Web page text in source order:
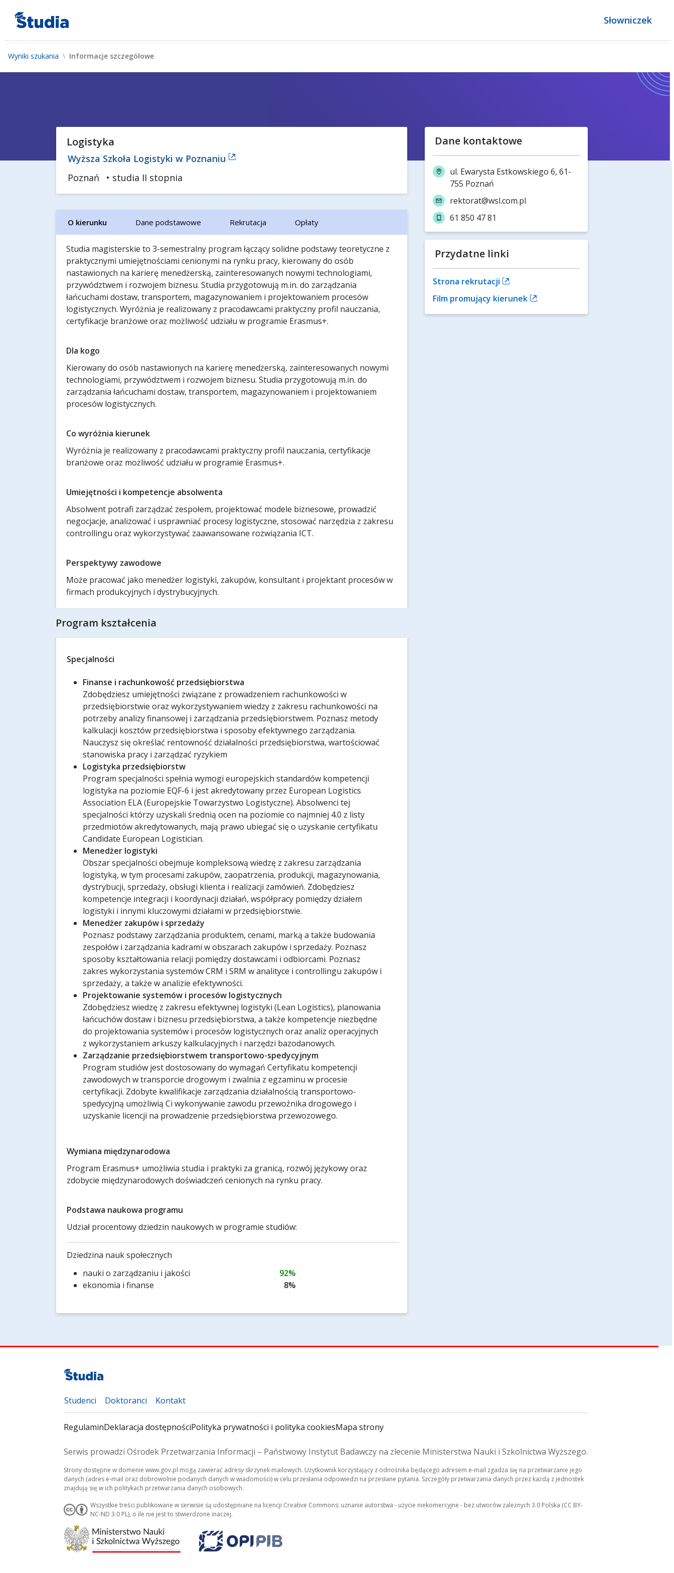
Słowniczek
Wyniki szukania Informacje szczegółowe
Logistyka
Wyższa Szkoła Logistyki w Poznaniu
Poznań
• studia II stopnia
O kierunku Dane podstawowe Rekrutacja Opłaty
Studia magisterskie to 3-semestralny program łączący solidne podstawy teoretyczne z
praktycznymi umiejętnościami cenionymi na rynku pracy, kierowany do osób
nastawionych na karierę menedżerską, zainteresowanych nowymi technologiami,
przywództwem i rozwojem biznesu. Studia przygotowują m.in. do zarządzania
łańcuchami dostaw, transportem, magazynowaniem i projektowaniem procesów
logistycznych. Wyróżnia je realizowany z pracodawcami praktyczny profil nauczania,
certyfikacje branżowe oraz możliwość udziału w programie Erasmus+.
Dla kogo
Kierowany do osób nastawionych na karierę menedżerską, zainteresowanych nowymi
technologiami, przywództwem i rozwojem biznesu. Studia przygotowują m.in. do
zarządzania łańcuchami dostaw, transportem, magazynowaniem i projektowaniem
procesów logistycznych.
Co wyróżnia kierunek
Wyróżnia je realizowany z pracodawcami praktyczny profil nauczania, certyfikacje
branżowe oraz możliwość udziału w programie Erasmus+.
Umiejętności i kompetencje absolwenta
Absolwent potrafi zarządzać zespołem, projektować modele biznesowe, prowadzić
negocjacje, analizować i usprawniać procesy logistyczne, stosować narzędzia z zakresu
controllingu oraz wykorzystywać zaawansowane rozwiązania ICT.
Perspektywy zawodowe
Może pracować jako menedżer logistyki, zakupów, konsultant i projektant procesów w
firmach produkcyjnych i dystrybucyjnych.
Program kształcenia
Specjalności
Finanse i rachunkowość przedsiębiorstwa
Zdobędziesz umiejętności związane z prowadzeniem rachunkowości w
przedsiębiorstwie oraz wykorzystywaniem wiedzy z zakresu rachunkowości na
potrzeby analizy finansowej i zarządzania przedsiębiorstwem. Poznasz metody
kalkulacji kosztów przedsiębiorstwa i sposoby efektywnego zarządzania.
Nauczysz się określać rentowność działalności przedsiębiorstwa, wartościować
stanowiska pracy i zarządzać ryzykiem
Logistyka przedsiębiorstw
Program specjalności spełnia wymogi europejskich standardów kompetencji
logistyka na poziomie EQF-6 i jest akredytowany przez European Logistics
Association ELA (Europejskie Towarzystwo Logistyczne). Absolwenci tej
specjalności którzy uzyskali średnią ocen na poziomie co najmniej 4.0 z listy
przedmiotów akredytowanych, mają prawo ubiegać się o uzyskanie certyfikatu
Candidate European Logistician.
Menedżer logistyki
Obszar specjalności obejmuje kompleksową wiedzę z zakresu zarządzania
logistyką, w tym procesami zakupów, zaopatrzenia, produkcji, magazynowania,
dystrybucji, sprzedaży, obsługi klienta i realizacji zamówień. Zdobędziesz
kompetencje integracji i koordynacji działań, współpracy pomiędzy działem
logistyki i innymi kluczowymi działami w przedsiębiorstwie.
Menedżer zakupów i sprzedaży
Poznasz podstawy zarządzania produktem, cenami, marką a także budowania
zespołów i zarządzania kadrami w obszarach zakupów i sprzedaży. Poznasz
sposoby kształtowania relacji pomiędzy dostawcami i odbiorcami. Poznasz
zakres wykorzystania systemów CRM i SRM w analityce i controllingu zakupów i
sprzedaży, a także w analizie efektywności.
Projektowanie systemów i procesów logistycznych
Zdobędziesz wiedzę z zakresu efektywnej logistyki (Lean Logistics), planowania
łańcuchów dostaw i biznesu przedsiębiorstwa, a także kompetencje niezbędne
do projektowania systemów i procesów logistycznych oraz analiz operacyjnych
z wykorzystaniem arkuszy kalkulacyjnych i narzędzi bazodanowych.
Zarządzanie przedsiębiorstwem transportowo-spedycyjnym
Program studiów jest dostosowany do wymagań Certyfikatu kompetencji
zawodowych w transporcie drogowym i zwalnia z egzaminu w procesie
certyfikacji. Zdobyte kwalifikacje zarządzania działalnością transportowo-
spedycyjną umożliwią Ci wykonywanie zawodu przewoźnika drogowego i
uzyskanie licencji na prowadzenie przedsiębiorstwa przewozowego.
Wymiana międzynarodowa
Program Erasmus+ umożliwia studia i praktyki za granicą, rozwój językowy oraz
zdobycie międzynarodowych doświadczeń cenionych na rynku pracy.
Podstawa naukowa programu
Udział procentowy dziedzin naukowych w programie studiów:
Dziedzina nauk społecznych
nauki o zarządzaniu i jakości
92%
ekonomia i finanse
8%
Dane kontaktowe
ul. Ewarysta Estkowskiego 6, 61-
755 Poznań
rektorat@wsl.com.pl
61 850 47 81
Przydatne linki
Strona rekrutacji
Film promujący kierunek
Studenci Doktoranci Kontakt
RegulaminDeklaracja dostępnościPolityka prywatności i polityka cookiesMapa strony
Serwis prowadzi Ośrodek Przetwarzania Informacji – Państwowy Instytut Badawczy na zlecenie Ministerstwa Nauki i Szkolnictwa Wyższego.
Strony dostępne w domenie www.gov.pl mogą zawierać adresy skrzynek mailowych. Użytkownik korzystający z odnośnika będącego adresem e-mail zgadza się na przetwarzanie jego
danych (adres e-mail oraz dobrowolnie podanych danych w wiadomości) w celu przesłania odpowiedzi na przesłane pytania. Szczegóły przetwarzania danych przez każdą z jednostek
znajdują się w ich politykach przetwarzania danych osobowych.
Wszystkie treści publikowane w serwisie są udostępniane na licencji Creative Commons: uznanie autorstwa - użycie niekomercyjne - bez utworów zależnych 3.0 Polska (CC BY-
NC-ND 3.0 PL), o ile nie jest to stwierdzone inaczej.